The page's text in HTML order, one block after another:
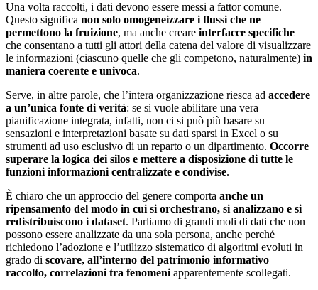
Una volta raccolti, i dati devono essere messi a fattor comune.
Questo significa non solo omogeneizzare i flussi che ne
permettono la fruizione, ma anche creare interfacce specifiche
che consentano a tutti gli attori della catena del valore di visualizzare
le informazioni (ciascuno quelle che gli competono, naturalmente) in
maniera coerente e univoca.
Serve, in altre parole, che l’intera organizzazione riesca ad accedere
a un’unica fonte di verità: se si vuole abilitare una vera
pianificazione integrata, infatti, non ci si può più basare su
sensazioni e interpretazioni basate su dati sparsi in Excel o su
strumenti ad uso esclusivo di un reparto o un dipartimento. Occorre
superare la logica dei silos e mettere a disposizione di tutte le
funzioni informazioni centralizzate e condivise.
È chiaro che un approccio del genere comporta anche un
ripensamento del modo in cui si orchestrano, si analizzano e si
redistribuiscono i dataset. Parliamo di grandi moli di dati che non
possono essere analizzate da una sola persona, anche perché
richiedono l’adozione e l’utilizzo sistematico di algoritmi evoluti in
grado di scovare, all’interno del patrimonio informativo
raccolto, correlazioni tra fenomeni apparentemente scollegati.